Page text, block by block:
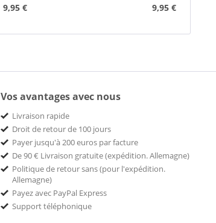
9,95 € 9,95 €
Vos avantages avec nous
Livraison rapide
Droit de retour de 100 jours
Payer jusqu'à 200 euros par facture
De 90 € Livraison gratuite (expédition. Allemagne)
Politique de retour sans (pour l'expédition.
Allemagne)
Payez avec PayPal Express
Support téléphonique